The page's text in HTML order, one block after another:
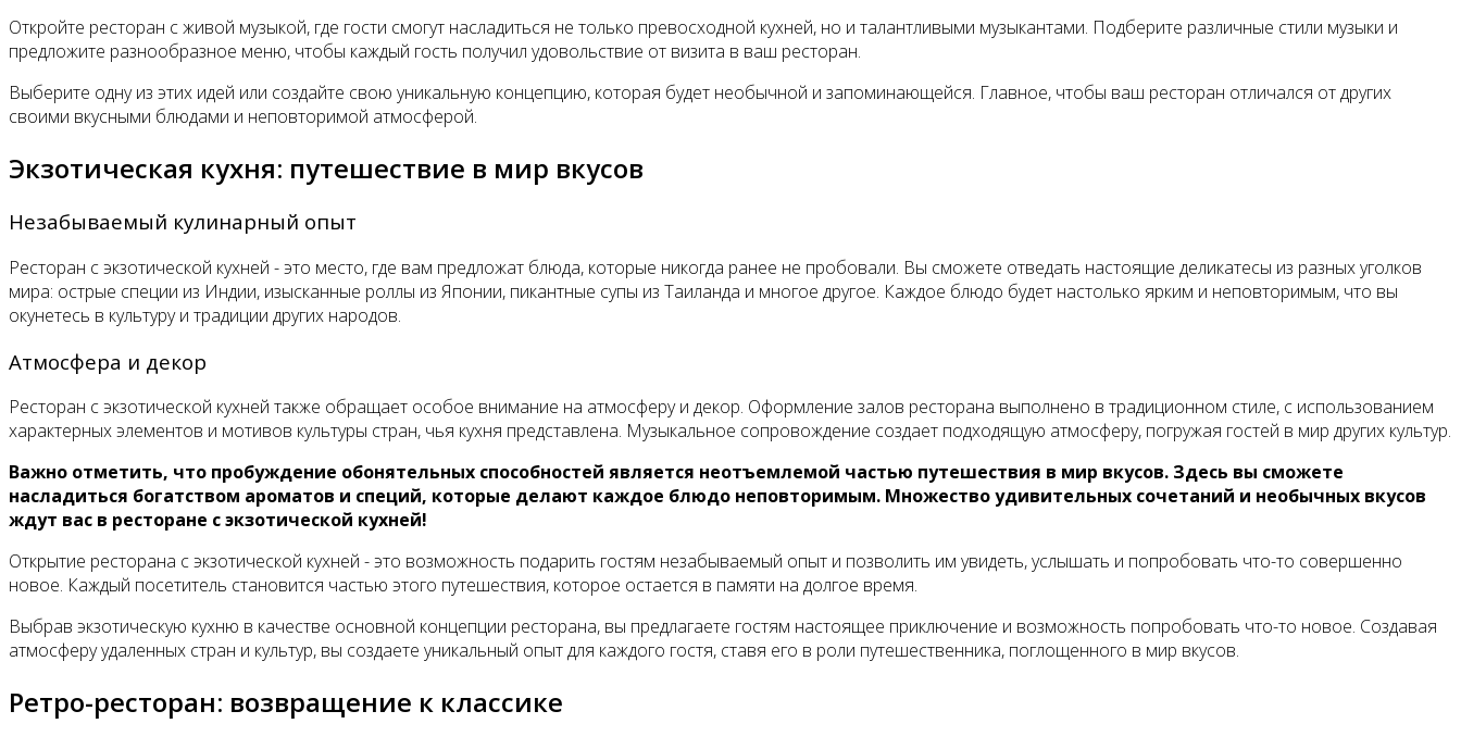
Откройте ресторан с живой музыкой, где гости смогут насладиться не только превосходной кухней, но и талантливыми музыкантами. Подберите различные стили музыки и
предложите разнообразное меню, чтобы каждый гость получил удовольствие от визита в ваш ресторан.
Выберите одну из этих идей или создайте свою уникальную концепцию, которая будет необычной и запоминающейся. Главное, чтобы ваш ресторан отличался от других
своими вкусными блюдами и неповторимой атмосферой.
Экзотическая кухня: путешествие в мир вкусов
Незабываемый кулинарный опыт
Ресторан с экзотической кухней - это место, где вам предложат блюда, которые никогда ранее не пробовали. Вы сможете отведать настоящие деликатесы из разных уголков
мира: острые специи из Индии, изысканные роллы из Японии, пикантные супы из Таиланда и многое другое. Каждое блюдо будет настолько ярким и неповторимым, что вы
окунетесь в культуру и традиции других народов.
Атмосфера и декор
Ресторан с экзотической кухней также обращает особое внимание на атмосферу и декор. Оформление залов ресторана выполнено в традиционном стиле, с использованием
характерных элементов и мотивов культуры стран, чья кухня представлена. Музыкальное сопровождение создает подходящую атмосферу, погружая гостей в мир других культур.
Важно отметить, что пробуждение обонятельных способностей является неотъемлемой частью путешествия в мир вкусов. Здесь вы сможете
насладиться богатством ароматов и специй, которые делают каждое блюдо неповторимым. Множество удивительных сочетаний и необычных вкусов
ждут вас в ресторане с экзотической кухней!
Открытие ресторана с экзотической кухней - это возможность подарить гостям незабываемый опыт и позволить им увидеть, услышать и попробовать что-то совершенно
новое. Каждый посетитель становится частью этого путешествия, которое остается в памяти на долгое время.
Выбрав экзотическую кухню в качестве основной концепции ресторана, вы предлагаете гостям настоящее приключение и возможность попробовать что-то новое. Создавая
атмосферу удаленных стран и культур, вы создаете уникальный опыт для каждого гостя, ставя его в роли путешественника, поглощенного в мир вкусов.
Ретро-ресторан: возвращение к классике